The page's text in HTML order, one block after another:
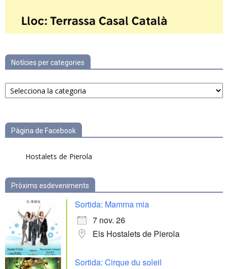
Notícies per categories
Notícies
per
Pàgina de Facebook
Hostalets de Pierola
Pròxims esdeveniments
Sortida: Mamma mia
7 nov. 26
Els Hostalets de Pierola
Sortida: Cirque du soleil